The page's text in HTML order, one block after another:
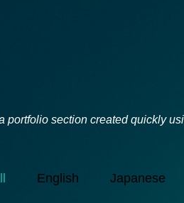
portfolio section created quickly
English Japanese